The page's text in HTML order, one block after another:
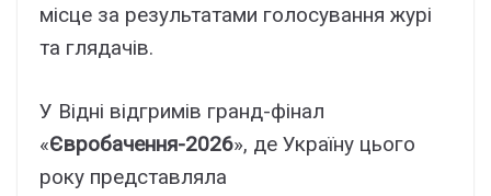
місце за результатами голосування журі
та глядачів.
У Відні відгримів гранд-фінал
«Євробачення-2026», де Україну цього
року представляла